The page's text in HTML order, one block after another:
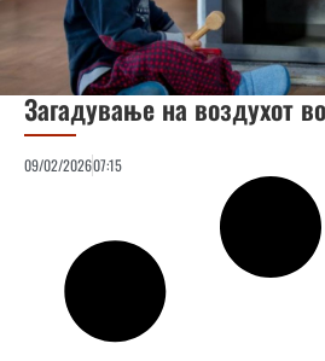
Загадување на воздухот
09/02/202607:15